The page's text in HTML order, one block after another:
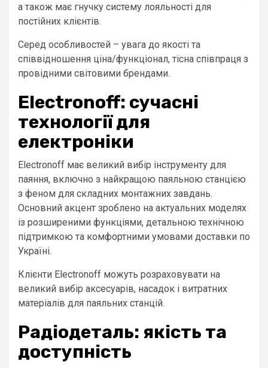
а також має гнучку систему лояльності для
постійних клієнтів.
Серед особливостей – увага до якості та
співвідношення ціна/функціонал, тісна співпраця з
провідними світовими брендами.
Electronoff: сучасні
технології для
електроніки
Electronoff має великий вибір інструменту для
паяння, включно з найкращою паяльною станцією
з феном для складних монтажних завдань.
Основний акцент зроблено на актуальних моделях
із розширеними функціями, детальною технічною
підтримкою та комфортними умовами доставки по
Україні.
Клієнти Electronoff можуть розраховувати на
великий вибір аксесуарів, насадок і витратних
матеріалів для паяльних станцій.
Радіодеталь: якість та
доступність